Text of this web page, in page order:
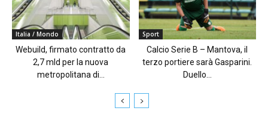
Italia / Mondo
Webuild, firmato contratto da
2,7 mld per la nuova
metropolitana di...
Sport
Calcio Serie B – Mantova, il
terzo portiere sarà Gasparini.
Duello...